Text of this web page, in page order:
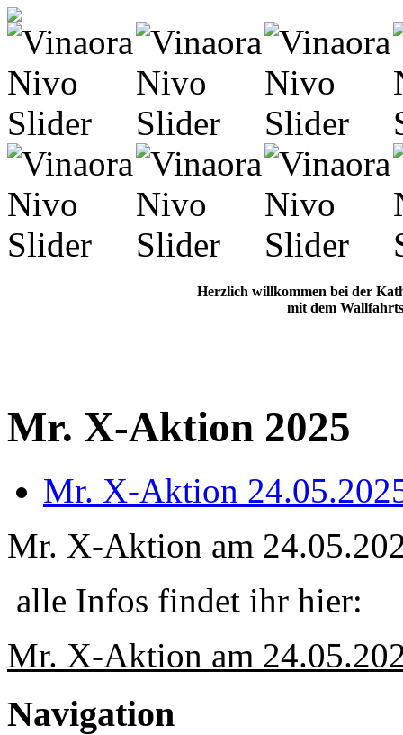
Herzlich willkommen bei der
mit dem
Mr. X-Aktion 2025
Mr. X-Aktion
Mr. X-Aktion am
alle Infos findet ihr hier:
Mr. X-Aktion am
Navigation